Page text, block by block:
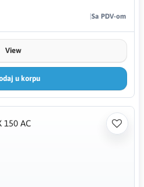
Sa PDV-om
View
u korpu